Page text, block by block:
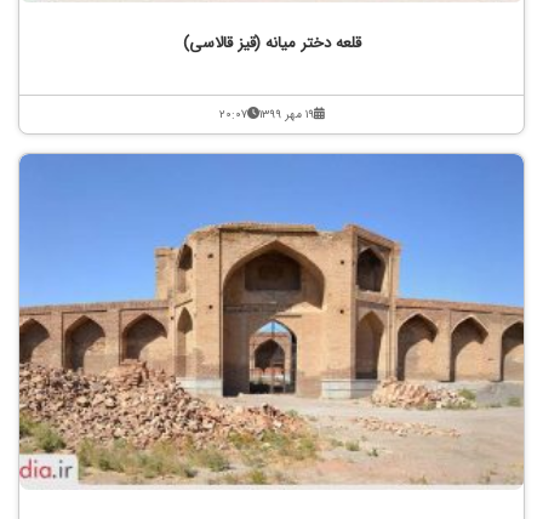
قلعه دختر میانه (قیز قالاسی)
۱۹ مهر ۱۳۹۹ ۲۰:۰۷